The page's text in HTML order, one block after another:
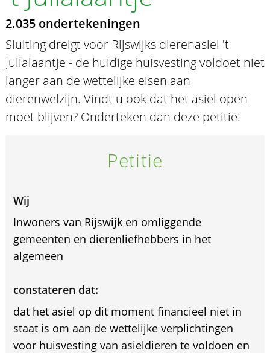
2.035 ondertekeningen
Sluiting dreigt voor Rijswijks dierenasiel 't
Julialaantje - de huidige huisvesting voldoet niet
langer aan de wettelijke eisen aan
dierenwelzijn. Vindt u ook dat het asiel open
moet blijven? Onderteken dan deze petitie!
Petitie
Wij
Inwoners van Rijswijk en omliggende
gemeenten en dierenliefhebbers in het
algemeen
constateren dat:
dat het asiel op dit moment financieel niet in
staat is om aan de wettelijke verplichtingen
voor huisvesting van asieldieren te voldoen en